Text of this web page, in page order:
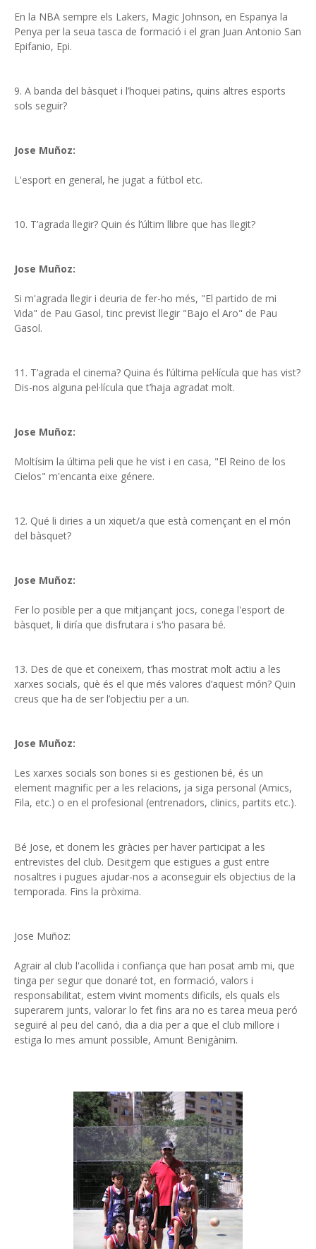
En la NBA sempre els Lakers, Magic Johnson, en Espanya la
Penya per la seua tasca de formació i el gran Juan Antonio San
Epifanio, Epi.
9. A banda del bàsquet i l’hoquei patins, quins altres esports
sols seguir?
Jose Muñoz:
L'esport en general, he jugat a fútbol etc.
10. T’agrada llegir? Quin és l’últim llibre que has llegit?
Jose Muñoz:
Si m'agrada llegir i deuria de fer-ho més, "El partido de mi
Vida" de Pau Gasol, tinc previst llegir "Bajo el Aro" de Pau
Gasol.
11. T’agrada el cinema? Quina és l’última pel·lícula que has vist?
Dis-nos alguna pel·lícula que t’haja agradat molt.
Jose Muñoz:
Moltísim la última peli que he vist i en casa, "El Reino de los
Cielos" m'encanta eixe génere.
12. Qué li diries a un xiquet/a que està començant en el món
del bàsquet?
Jose Muñoz:
Fer lo posible per a que mitjançant jocs, conega l'esport de
bàsquet, li diría que disfrutara i s'ho pasara bé.
13. Des de que et coneixem, t’has mostrat molt actiu a les
xarxes socials, què és el que més valores d’aquest món? Quin
creus que ha de ser l’objectiu per a un.
Jose Muñoz:
Les xarxes socials son bones si es gestionen bé, és un
element magnific per a les relacions, ja siga personal (Amics,
Fila, etc.) o en el profesional (entrenadors, clinics, partits etc.).
Bé Jose, et donem les gràcies per haver participat a les
entrevistes del club. Desitgem que estigues a gust entre
nosaltres i pugues ajudar-nos a aconseguir els objectius de la
temporada. Fins la pròxima.
Jose Muñoz:
Agrair al club l'acollida i confiança que han posat amb mi, que
tinga per segur que donaré tot, en formació, valors i
responsabilitat, estem vivint moments dificils, els quals els
superarem junts, valorar lo fet fins ara no es tarea meua peró
seguiré al peu del canó, dia a dia per a que el club millore i
estiga lo mes amunt possible, Amunt Benigànim.